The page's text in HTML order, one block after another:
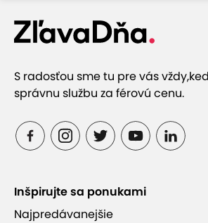
S radosťou sme tu pre vás vždy,
správnu službu za férovú cenu.
Inšpirujte sa ponukami
Najpredávanejšie